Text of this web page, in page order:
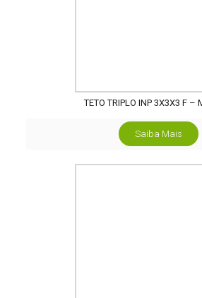
TETO TRIPLO INP 3X3X3 F –
Saiba Mais